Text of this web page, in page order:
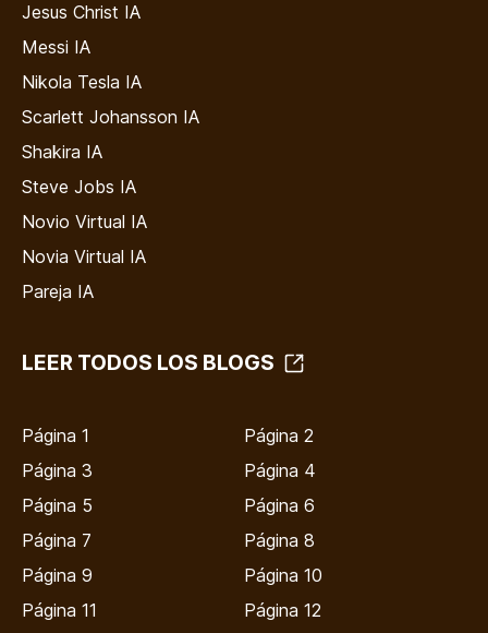
Jesus Christ IA
Messi IA
Nikola Tesla IA
Scarlett Johansson IA
Shakira IA
Steve Jobs IA
Novio Virtual IA
Novia Virtual IA
Pareja IA
LEER TODOS LOS BLOGS
Página 1
Página 2
Página 3
Página 4
Página 5
Página 6
Página 7
Página 8
Página 9
Página 10
Página 11
Página 12